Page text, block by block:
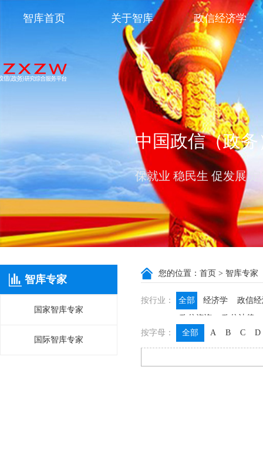
中国政信（政
保就业 稳民生 促发展
智库首页 关于智库 政信经济学
智库专家
国家智库专家
国际智库专家
您的位置： 首页 > 智库专家
按行业： 全部 经济学
政信
政信咨询
政信法律
按字母：
全部 A B C D